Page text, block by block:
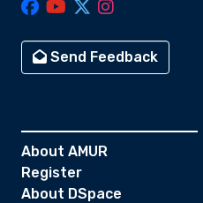
Send Feedback
About AMUR
Register
About DSpace